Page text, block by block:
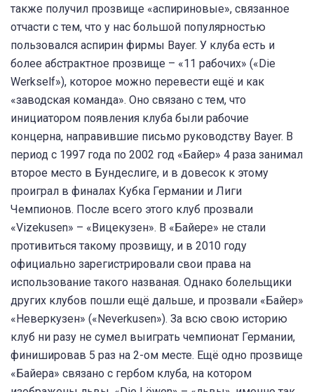
также получил прозвище «аспириновые», связанное
отчасти с тем, что у нас большой популярностью
пользовался аспирин фирмы Bayer. У клуба есть и
более абстрактное прозвище – «11 рабочих» («Die
Werkself»), которое можно перевести ещё и как
«заводская команда». Оно связано с тем, что
инициатором появления клуба были рабочие
концерна, направившие письмо руководству Bayer. В
период с 1997 года по 2002 год «Байер» 4 раза занимал
второе место в Бундеслиге, и в довесок к этому
проиграл в финалах Кубка Германии и Лиги
Чемпионов. После всего этого клуб прозвали
«Vizekusen» – «Вицекузен». В «Байере» не стали
противиться такому прозвищу, и в 2010 году
официально зарегистрировали свои права на
использование такого названая. Однако болельщики
других клубов пошли ещё дальше, и прозвали «Байер»
«Неверкузен» («Neverkusen»). За всю свою историю
клуб ни разу не сумел выиграть чемпионат Германии,
финишировав 5 раз на 2-ом месте. Ещё одно прозвище
«Байера» связано с гербом клуба, на котором